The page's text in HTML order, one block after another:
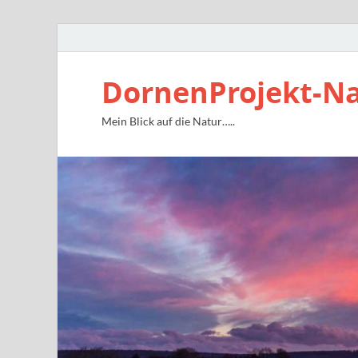
DornenProjekt-
Mein Blick auf die Natur…..